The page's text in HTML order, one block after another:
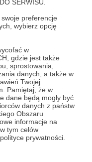
SERWISU.
preferencje
wybierz opcję
w
gdzie jest także
sprostowania,
danych, a także w
Twojej
Pamiętaj, że w
dane będą mogły być
danych z państw
Obszaru
informacje na
tym celów
prywatności.
żywo z
tego macie ode
autorską
kwotą 100